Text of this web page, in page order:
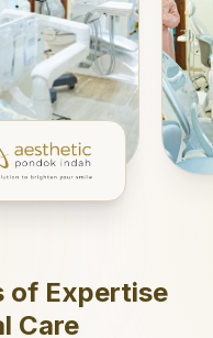
of Expertise
Care